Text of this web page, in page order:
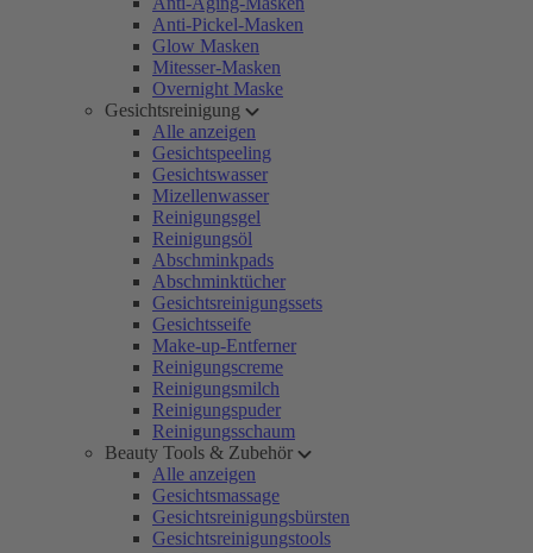
Anti-Pickel-Masken
Glow Masken
Mitesser-Masken
Overnight Maske
Gesichtsreinigung
Alle anzeigen
Gesichtspeeling
Gesichtswasser
Mizellenwasser
Reinigungsgel
Reinigungsöl
Abschminkpads
Abschminktücher
Gesichtsreinigungssets
Gesichtsseife
Make-up-Entferner
Reinigungscreme
Reinigungsmilch
Reinigungspuder
Reinigungsschaum
Beauty Tools & Zubehör
Alle anzeigen
Gesichtsmassage
Gesichtsreinigungsbürsten
Gesichtsreinigungstools